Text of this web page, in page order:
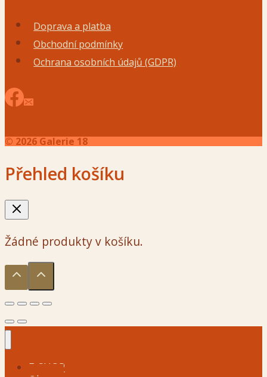
Doprava a platba
Obchodní podmínky
Ochrana osobních údajů (GDPR)
© 2026 Galerie 18
Přehled košíku
Žádné produkty v košíku.
E-SHOP